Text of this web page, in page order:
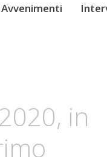
Avvenimenti
in